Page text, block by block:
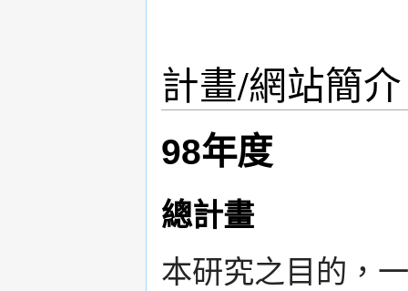
計畫/網站簡介
98年度
總計畫
本研究之目的，